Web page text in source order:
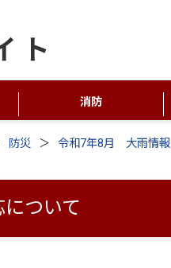
消防
防災 令和7年8月 大雨情報
ついて